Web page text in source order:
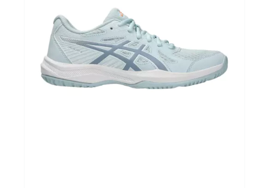
Lifestyle
Électronique
Chèques Cadeaux